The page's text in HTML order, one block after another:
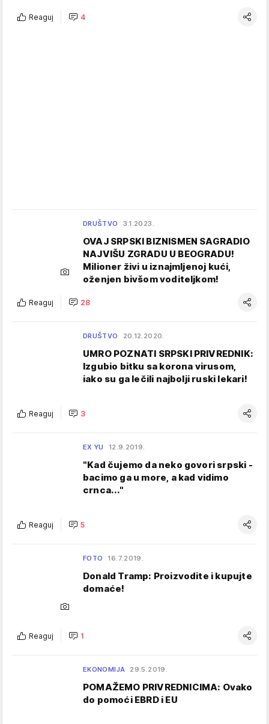
Reaguj 4
DRUŠTVO 3.1.2023.
OVAJ SRPSKI BIZNISMEN SAGRADIO
NAJVIŠU ZGRADU U BEOGRADU!
Milioner živi u iznajmljenoj kući,
oženjen bivšom voditeljkom!
Reaguj 28
DRUŠTVO 20.12.2020.
UMRO POZNATI SRPSKI PRIVREDNIK:
Izgubio bitku sa korona virusom,
iako su ga lečili najbolji ruski lekari!
Reaguj 3
EX YU 12.9.2019.
"Kad čujemo da neko govori srpski -
bacimo ga u more, a kad vidimo
crnca..."
Reaguj 5
FOTO 16.7.2019.
Donald Tramp: Proizvodite i kupujte
domaće!
Reaguj 1
EKONOMIJA 29.5.2019.
POMAŽEMO PRIVREDNICIMA: Ovako
do pomoći EBRD i EU